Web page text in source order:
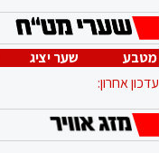
מטבע שער יציג
עדכון אחרון: